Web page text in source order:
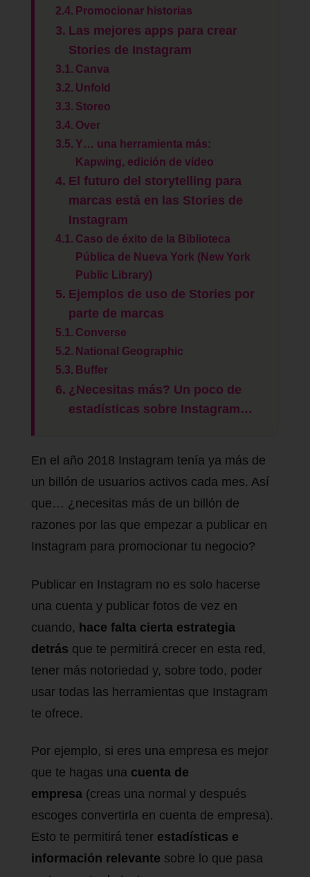
Promocionar historias
Las mejores apps para crear
Stories de Instagram
Canva
Unfold
Storeo
Over
Y… una herramienta más:
Kapwing, edición de vídeo
El futuro del storytelling para
marcas está en las Stories de
Instagram
Caso de éxito de la Biblioteca
Pública de Nueva York (New York
Public Library)
Ejemplos de uso de Stories por
parte de marcas
Converse
National Geographic
Buffer
¿Necesitas más? Un poco de
estadísticas sobre Instagram…
En el año 2018 Instagram tenía ya más de
un billón de usuarios activos cada mes. Así
que… ¿necesitas más de un billón de
razones por las que empezar a publicar en
Instagram para promocionar tu negocio?
Publicar en Instagram no es solo hacerse
una cuenta y publicar fotos de vez en
cuando, hace falta cierta estrategia
detrás que te permitirá crecer en esta red,
tener más notoriedad y, sobre todo, poder
usar todas las herramientas que Instagram
te ofrece.
Por ejemplo, si eres una empresa es mejor
que te hagas una cuenta de
empresa (creas una normal y después
escoges convertirla en cuenta de empresa).
Esto te permitirá tener estadísticas e
información relevante sobre lo que pasa